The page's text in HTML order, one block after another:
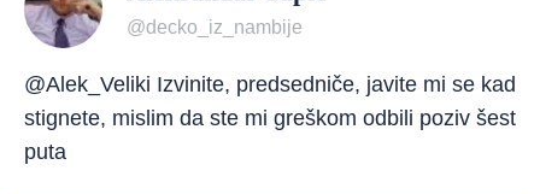
@decko_iz_nambije
@Alek_Veliki Izvinite, predsedniče, javite mi se kad
stignete, mislim da ste mi greškom odbili poziv šest
puta